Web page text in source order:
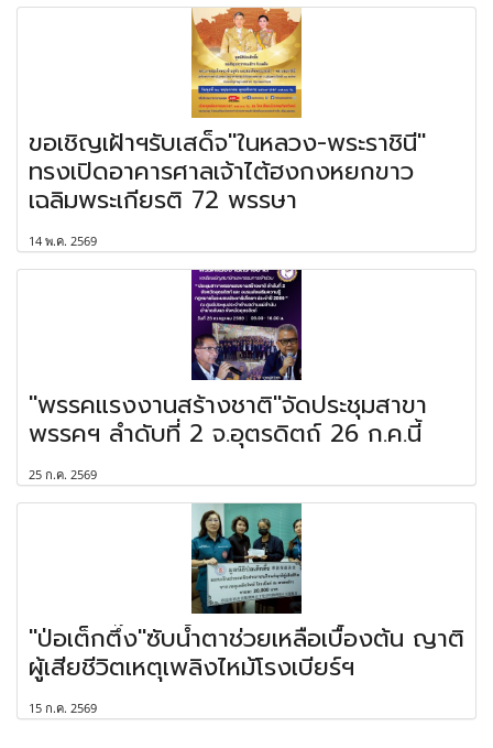
ขอเชิญเฝ้าฯรับเสด็จ"ในหลวง-พระราชินี"
ทรงเปิดอาคารศาลเจ้าไต้ฮงกงหยกขาว
เฉลิมพระเกียรติ 72 พรรษา
14 พ.ค. 2569
"พรรคแรงงานสร้างชาติ"จัดประชุมสาขา
พรรคฯ ลำดับที่ 2 จ.อุตรดิตถ์ 26 ก.ค.นี้
25 ก.ค. 2569
"ป่อเต็กตึ๊ง"ซับน้ำตาช่วยเหลือเบื้องต้น ญาติ
ผู้เสียชีวิตเหตุเพลิงไหม้โรงเบียร์ฯ
15 ก.ค. 2569